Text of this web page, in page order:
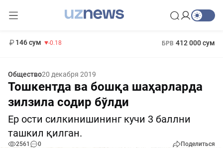
146 сум -0.18 БРВ 412 000 сум
Общество20 декабря 2019
Тошкентда ва бошқа шаҳарларда
зилзила содир бўлди
Ер ости силкинишининг кучи 3 баллни
ташкил қилган.
2561 0 Поделиться